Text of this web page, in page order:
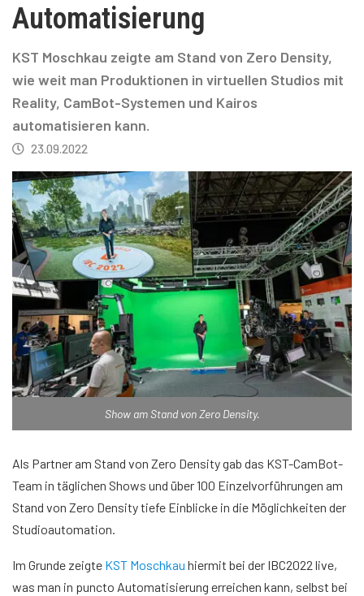
Automatisierung
KST Moschkau zeigte am Stand von Zero Density,
wie weit man Produktionen in virtuellen Studios mit
Reality, CamBot-Systemen und Kairos
automatisieren kann.
23.09.2022
Show am Stand von Zero Density.
Als Partner am Stand von Zero Density gab das KST-CamBot-
Team in täglichen Shows und über 100 Einzelvorführungen am
Stand von Zero Density tiefe Einblicke in die Möglichkeiten der
Studioautomation.
Im Grunde zeigte KST Moschkau hiermit bei der IBC2022 live,
was man in puncto Automatisierung erreichen kann, selbst bei